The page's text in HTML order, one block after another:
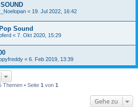
« 19. Jul 2022, 16:42
Sound
« 7. Okt 2020, 15:29
« 6. Feb 2019, 13:39
Themen • Seite 1 von 1
Gehe zu